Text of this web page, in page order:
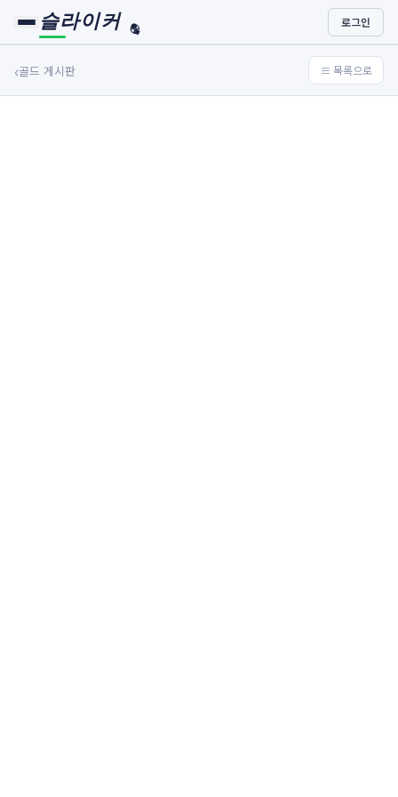
슬라이커 🏀
⚾ 로그인
‹골드 게시판 ≡ 목록으로